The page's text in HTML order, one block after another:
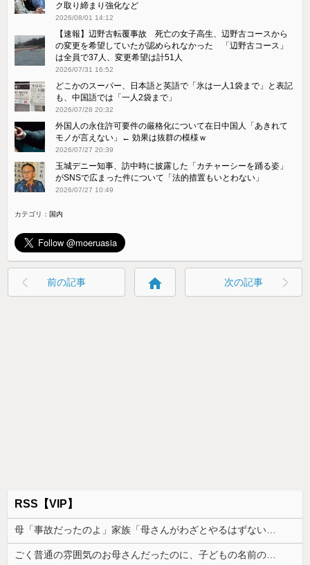
ク取り締まり強化など
2026/08/01 14:12
【速報】辺野古転覆事故 死亡の女子高生、辺野古コースから
の変更を希望していたが認められなかった 「辺野古コース」
は全員で37人、変更希望は計51人
2026/07/31 16:52
どこかのスーパー、日本語と英語で「氷は一人1袋まで」と表記
も、中国語では「一人2袋まで」
2026/07/28 20:32
外国人の永住許可要件の厳格化について在日中国人「あきれて
モノが言えない」← 効果は抜群の模様ｗ
2026/07/27 20:39
玉城デニー知事、訪中時に披露した「カチャーシーを踊る姿」
がSNSで広まった件について「法的措置もいとわない」
2026/07/27 10:49
カテゴリ： 国内
前の記事 home 次の記事
RSS【VIP】
母「事故だったのよ」家族「母さんがわざとやるはずない」→嫁が毒を飲まされ子どもを失ったのに信じてもらえず…
ごく普通の雰囲気のお母さんだったのに、子どもの名前の由来を聞いて驚きを隠せなくなって…